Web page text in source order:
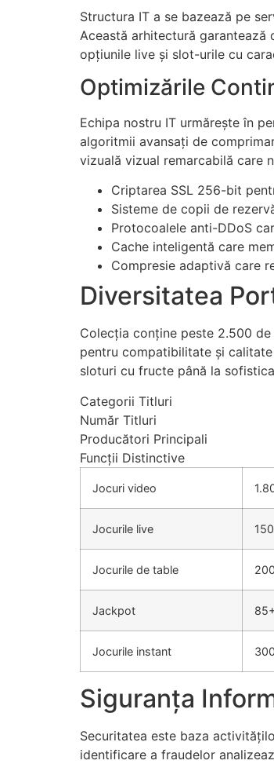
Structura IT a se bazează pe
Această arhitectură
opțiunile live și slot-urile cu
Optimizările
Echipa nostru IT urmărește în
algoritmii avansați de
vizuală vizual remarcabilă care
Criptarea SSL 256-bit
Sisteme de copii de
Protocoalele anti-DDoS
Cache inteligentă care
Compresie adaptivă care
Diversitatea
Colecția conține peste 2.500
pentru compatibilitate și
sloturi cu fructe până la
Categorii Titluri
Număr Titluri
Producători Principali
Funcții Distinctive
Jocuri video
Jocurile live
Jocurile de table
Jackpot 85+
Jocurile instant
Siguranța
Securitatea este baza
identificare a fraudelor